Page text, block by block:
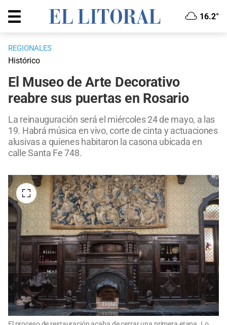
16.2°
REGIONALES
Histórico
El Museo de Arte Decorativo
reabre sus puertas en Rosario
La reinauguración será el miércoles 24 de mayo, a las
19. Habrá música en vivo, corte de cinta y actuaciones
alusivas a quienes habitaron la casona ubicada en
calle Santa Fe 748.